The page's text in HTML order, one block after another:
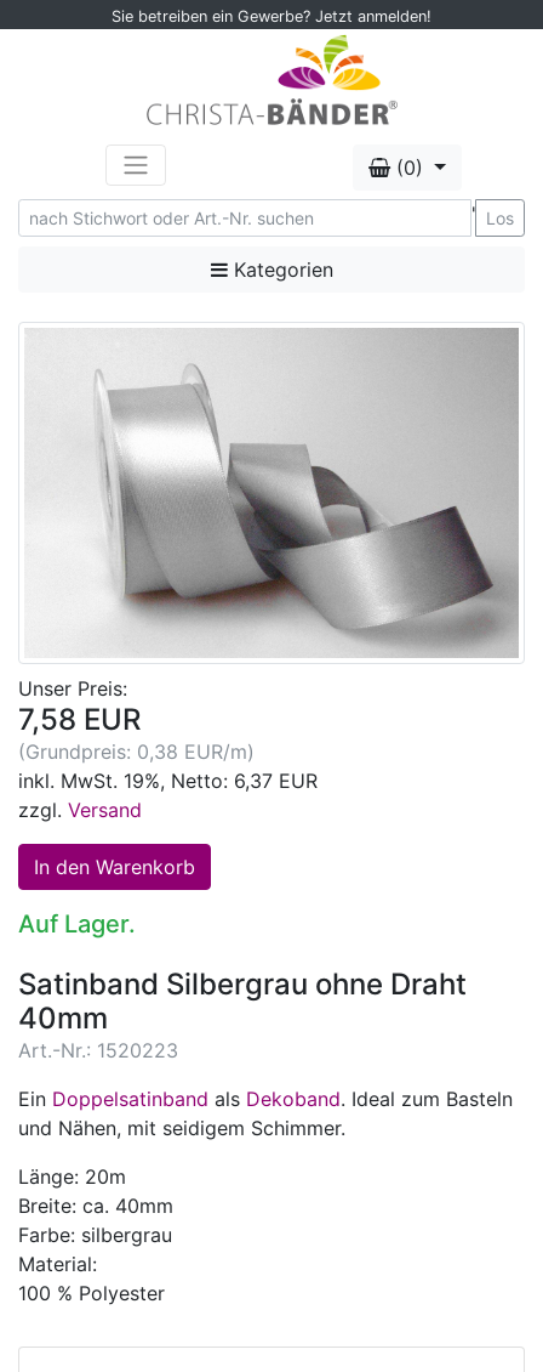
Sie betreiben ein Gewerbe? Jetzt anmelden!
(0)
' Los
Kategorien
Unser Preis:
7,58 EUR
(Grundpreis: 0,38 EUR/m)
inkl. MwSt. 19%, Netto: 6,37 EUR
zzgl. Versand
Auf Lager.
Satinband Silbergrau ohne Draht
40mm
Art.-Nr.: 1520223
Ein Doppelsatinband als Dekoband. Ideal zum Basteln
und Nähen, mit seidigem Schimmer.
Länge: 20m
Breite: ca. 40mm
Farbe: silbergrau
Material:
100 % Polyester